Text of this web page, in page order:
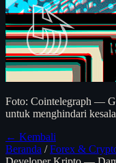
Foto: Cointelegraph —
untuk menghindari
← Kembali
Beranda / Forex &